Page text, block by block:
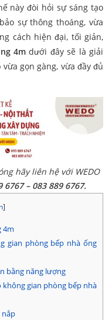
này đòi hỏi sự sáng tạo
sự thông thoáng, vừa
cách hiện đại, tối giản,
4m​dưới đây sẽ là giải
gọn gàng, vừa đầy đủ
hãy liên hệ với WEDO
6767 – 083 889 6767.
]
4m​
gian phòng bếp nhà ống
bằng năng lượng
gian phòng bếp nhà
nắp